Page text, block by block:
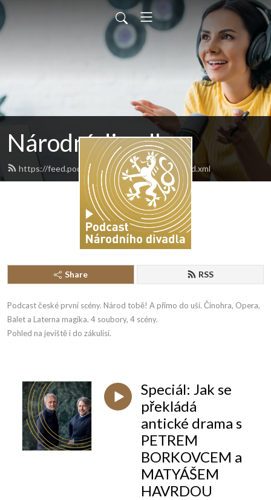
Národní divadlo
https://feed.podbean.com/narodnidivadlo/feed.xml
Share RSS
Podcast české první scény. Národ tobě! A přímo do uší. Činohra, Opera,
Balet a Laterna magika. 4 soubory, 4 scény.
Pohled na jeviště i do zákulisí.
Speciál: Jak se
překládá
antické drama s
PETREM
BORKOVCEM a
MATYÁŠEM
HAVRDOU